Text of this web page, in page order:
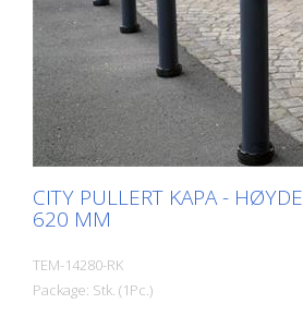
CITY PULLERT KAPA - HØYDE
620 MM
TEM-14280-RK
Package: Stk. (1Pc.)